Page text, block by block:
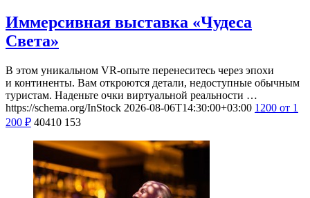
Иммерсивная выставка «Чудеса
Света»
В этом уникальном VR-опыте перенеситесь через эпохи
и континенты. Вам откроются детали, недоступные обычным
туристам. Наденьте очки виртуальной реальности …
https://schema.org/InStock 2026-08-06T14:30:00+03:00 1200 от 1
200 ₽ 40410 153